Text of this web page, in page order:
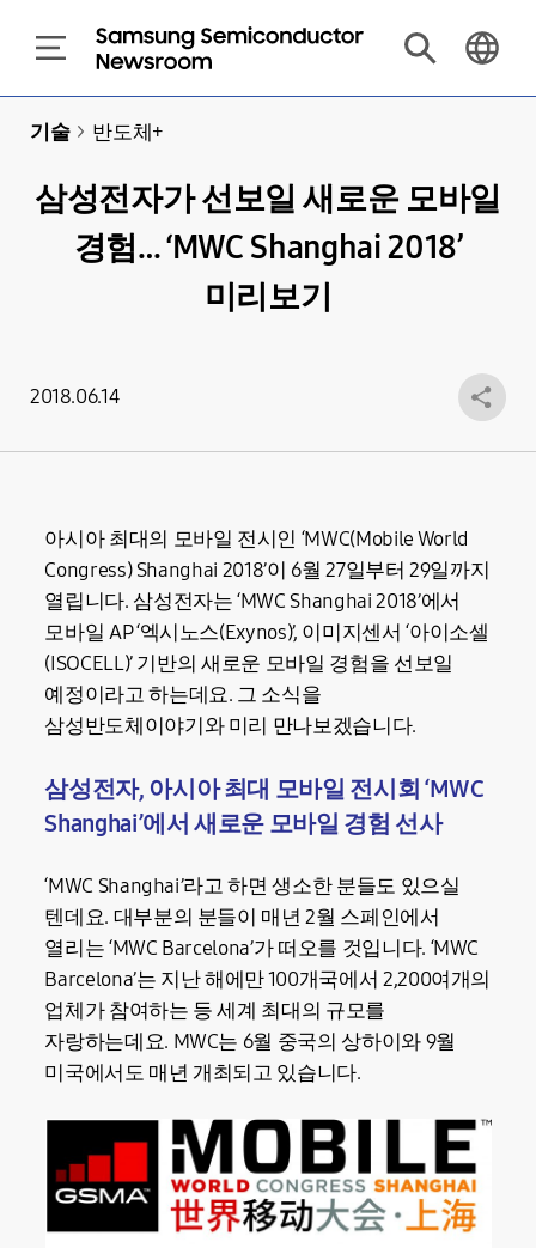
기술 > 반도체+
삼성전자가 선보일 새로운 모바일
경험… ‘MWC Shanghai 2018’
미리보기
2018.06.14
아시아 최대의 모바일 전시인 ‘MWC(Mobile World
Congress) Shanghai 2018’이 6월 27일부터 29일까지
열립니다. 삼성전자는 ‘MWC Shanghai 2018’에서
모바일 AP ‘엑시노스(Exynos)’, 이미지센서 ‘아이소셀
(ISOCELL)’ 기반의 새로운 모바일 경험을 선보일
예정이라고 하는데요. 그 소식을
삼성반도체이야기와 미리 만나보겠습니다.
삼성전자, 아시아 최대 모바일 전시회 ‘MWC
Shanghai’에서 새로운 모바일 경험 선사
‘MWC Shanghai’라고 하면 생소한 분들도 있으실
텐데요. 대부분의 분들이 매년 2월 스페인에서
열리는 ‘MWC Barcelona’가 떠오를 것입니다. ‘MWC
Barcelona’는 지난 해에만 100개국에서 2,200여개의
업체가 참여하는 등 세계 최대의 규모를
자랑하는데요. MWC는 6월 중국의 상하이와 9월
미국에서도 매년 개최되고 있습니다.